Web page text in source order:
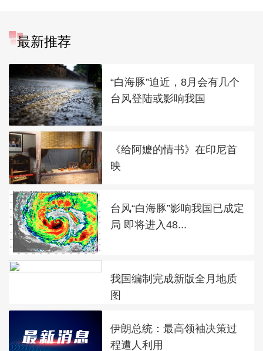
最新推荐
“白海豚”迫近，8月会有几个
台风登陆或影响我国
《给阿嬷的情书》在印尼首
映
台风“白海豚”影响我国已成定
局 即将进入48...
我国编制完成新版全月地质
图
伊朗总统：最高领袖决策过
程遭人利用